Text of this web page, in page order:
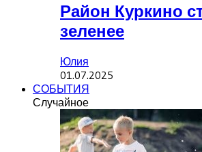
Район Куркино
зеленее
Юлия
01.07.2025
СОБЫТИЯ
Случайное